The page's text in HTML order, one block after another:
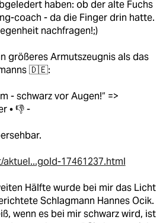
haben: ob der alte Fuchs
coach - da die Finger drin hatte.
nachfragen!;)
größeres Armutszeugnis als das
🇩🇪:
- schwarz vor Augen!“ =>
• 👎 -
aktuel...gold-17461237.html
Hälfte wurde bei mir das Licht
Schlagmann Hannes Ocik.
wenn es bei mir schwarz wird, ist